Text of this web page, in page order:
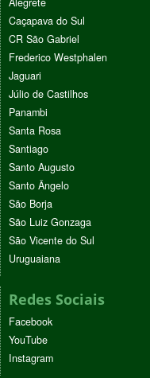
Caçapava do Sul
CR São Gabriel
Frederico Westphalen
Jaguari
Júlio de Castilhos
Panambi
Santa Rosa
Santiago
Santo Augusto
Santo Ângelo
São Borja
São Luiz Gonzaga
São Vicente do Sul
Uruguaiana
Redes Sociais
Facebook
YouTube
Instagram